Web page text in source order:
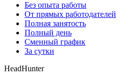
Без опыта работы
От прямых работодателей
Полная занятость
Полный день
Сменный график
За сутки
HeadHunter